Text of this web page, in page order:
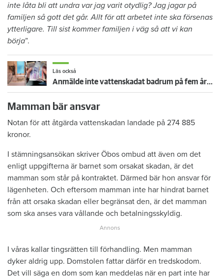
inte låta bli att undra var jag varit otydlig? Jag jagar på
familjen så gott det går. Allt för att arbetet inte ska försenas
ytterligare. Till sist kommer familjen i väg så att vi kan
börja”.
Läs också
Anmälde inte vattenskadat badrum på fem år – krävs på 125 000 kronor
Mamman bär ansvar
Notan för att åtgärda vattenskadan landade på 274 885
kronor.
I stämningsansökan skriver Öbos ombud att även om det
enligt uppgifterna är barnet som orsakat skadan, är det
mamman som står på kontraktet. Därmed bär hon ansvar för
lägenheten. Och eftersom mamman inte har hindrat barnet
från att orsaka skadan eller begränsat den, är det mamman
som ska anses vara vållande och betalningsskyldig.
I våras kallar tingsrätten till förhandling. Men mamman
dyker aldrig upp. Domstolen fattar därför en tredskodom.
Det vill säga en dom som kan meddelas när en part inte har